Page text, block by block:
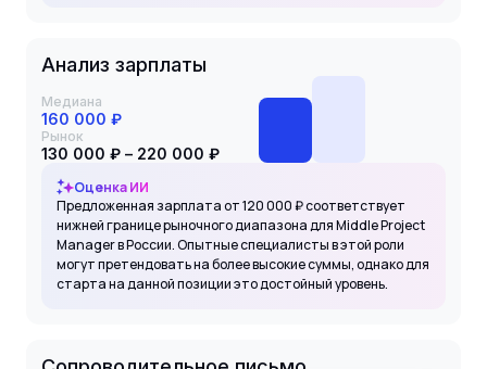
Анализ зарплаты
Медиана
160 000 ₽
Рынок
130 000 ₽ – 220 000 ₽
Оценка ИИ
Предложенная зарплата от 120 000 ₽ соответствует
нижней границе рыночного диапазона для Middle Project
Manager в России. Опытные специалисты в этой роли
могут претендовать на более высокие суммы, однако для
старта на данной позиции это достойный уровень.